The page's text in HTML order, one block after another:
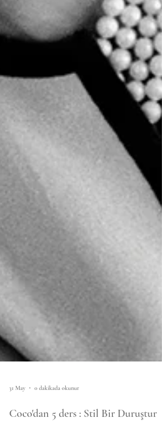
31 May 0 dakikada okunur